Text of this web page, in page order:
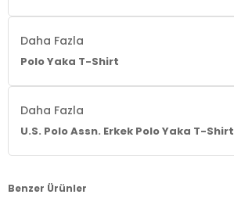
Daha Fazla
Polo Yaka T-Shirt
Daha Fazla
U.S. Polo Assn. Erkek Polo Yaka T-Shirt
Benzer Ürünler